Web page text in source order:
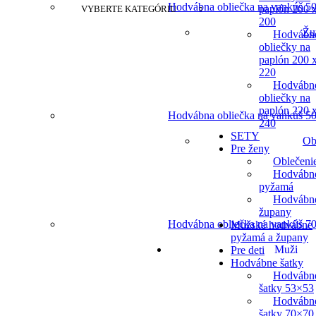
Muži
VYBERTE KATEGÓRIU
paplón 200
200
obliečky na
paplón 200
220
obliečky na
paplón 220
240
SETY
Pre ženy
pyžamá
župany
Mužské hodvábne
pyžamá a župany
Pre deti
Hodvábne šatky
šatky 53×53
šatky 70×70
Hodvábna obliečka na vankúš
Hodvábna obliečka na vankúš
Hodvábna obliečka na vankúš